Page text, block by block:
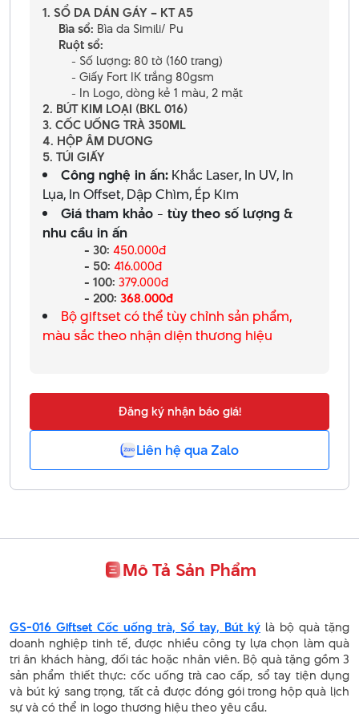
1. SỔ DA DÁN GÁY – KT A5
Bìa sổ: Bìa da Simili/ Pu
Ruột sổ:
- Số lượng: 80 tờ (160 trang)
- Giấy Fort IK trắng 80gsm
- In Logo, dòng kẻ 1 màu, 2 mặt
2. BÚT KIM LOẠI (BKL 016)
3. CỐC UỐNG TRÀ 350ML
4. HỘP ÂM DƯƠNG
5. TÚI GIẤY
Công nghệ in ấn: Khắc Laser, In UV, In
Lụa, In Offset, Dập Chìm, Ép Kim
Giá tham khảo - tùy theo số lượng &
nhu cầu in ấn
- 30: 450.000đ
- 50: 416.000đ
- 100: 379.000đ
- 200: 368.000đ
Bộ giftset có thể tùy chỉnh sản phẩm,
màu sắc theo nhận diện thương hiệu
Đăng ký nhận báo giá!
Liên hệ qua Zalo
Mô Tả Sản Phẩm
GS-016 Giftset Cốc uống trà, Sổ tay, Bút ký là bộ quà tặng
doanh nghiệp tinh tế, được nhiều công ty lựa chọn làm quà
tri ân khách hàng, đối tác hoặc nhân viên. Bộ quà tặng gồm 3
sản phẩm thiết thực: cốc uống trà cao cấp, sổ tay tiện dụng
và bút ký sang trọng, tất cả được đóng gói trong hộp quà lịch
sự và có thể in logo thương hiệu theo yêu cầu.